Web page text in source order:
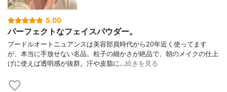
5.00
パーフェクトなフェイスパウダー。
プードルオートニュアンスは美容部員時代から20年近く使ってます
が、本当に手放せない名品。粒子の細かさが絶品で、朝のメイクの仕上
げに使えば透明感が抜群。汗や皮脂に…続きを見る